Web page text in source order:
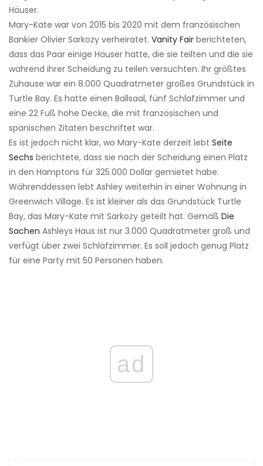
Häuser.
Mary-Kate war von 2015 bis 2020 mit dem französischen
Bankier Olivier Sarkozy verheiratet. Vanity Fair berichteten,
dass das Paar einige Häuser hatte, die sie teilten und die sie
während ihrer Scheidung zu teilen versuchten. Ihr größtes
Zuhause war ein 8.000 Quadratmeter großes Grundstück in
Turtle Bay. Es hatte einen Ballsaal, fünf Schlafzimmer und
eine 22 Fuß hohe Decke, die mit französischen und
spanischen Zitaten beschriftet war.
Es ist jedoch nicht klar, wo Mary-Kate derzeit lebt Seite
Sechs berichtete, dass sie nach der Scheidung einen Platz
in den Hamptons für 325.000 Dollar gemietet habe.
Währenddessen lebt Ashley weiterhin in einer Wohnung in
Greenwich Village. Es ist kleiner als das Grundstück Turtle
Bay, das Mary-Kate mit Sarkozy geteilt hat. Gemäß Die
Sachen Ashleys Haus ist nur 3.000 Quadratmeter groß und
verfügt über zwei Schlafzimmer. Es soll jedoch genug Platz
für eine Party mit 50 Personen haben.
ad